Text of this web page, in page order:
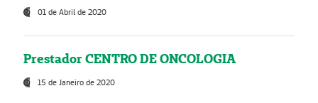
01 de Abril de 2020
Prestador CENTRO DE ONCOLOGIA
15 de Janeiro de 2020